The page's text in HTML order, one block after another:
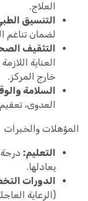
العلاج.
التنسيق
لضمان تناغم
التثقيف
العناية
خارج المركز.
السلامة
العدوى،
المؤهلات والخبرات
التعليم:
يعادلها.
الدورات
(الرعاية